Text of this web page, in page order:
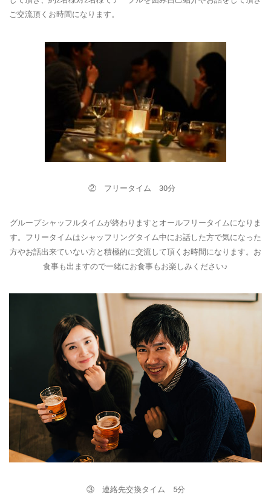
ご交流頂くお時間になります。
② フリータイム 30分
グループシャッフルタイムが終わりますとオールフリータイムになりま
す。フリータイムはシャッフリングタイム中にお話した方で気になった
方やお話出来ていない方と積極的に交流して頂くお時間になります。お
食事も出ますので一緒にお食事もお楽しみください♪
③ 連絡先交換タイム 5分